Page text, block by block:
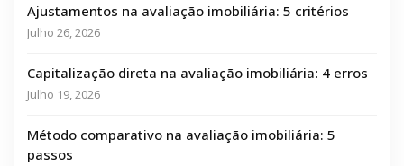
Ajustamentos na avaliação imobiliária: 5 critérios
Julho 26, 2026
Capitalização direta na avaliação imobiliária: 4 erros
Julho 19, 2026
Método comparativo na avaliação imobiliária: 5
passos